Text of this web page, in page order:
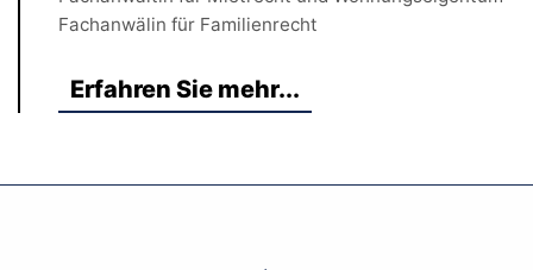
Fachanwälin für Familienrecht
Erfahren Sie mehr...